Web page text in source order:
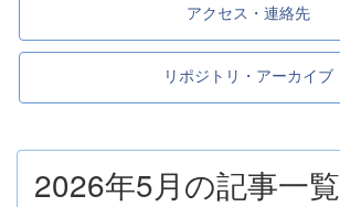
アクセス・連絡先
リポジトリ・アーカイブ
2026年5月の記事一覧